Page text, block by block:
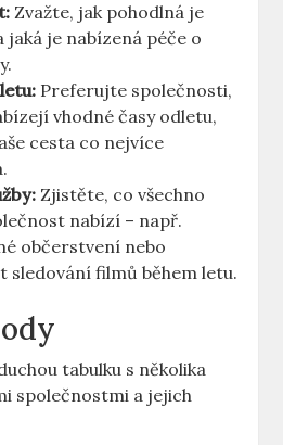
Zvažte, jak pohodlná je
jaká je nabízená péče o
Preferujte společnosti,
vhodné časy odletu,
cesta co nejvíce
Zjistěte, co všechno
nabízí – např.
občerstvení nebo
sledování filmů během letu.
tabulku s několika
společnostmi a jejich